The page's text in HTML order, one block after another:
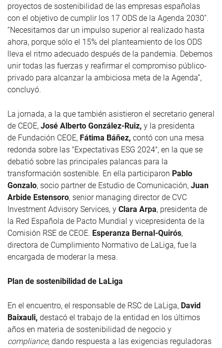
proyectos de sostenibilidad de las empresas españolas
con el objetivo de cumplir los 17 ODS de la Agenda 2030”.
“Necesitamos dar un impulso superior al realizado hasta
ahora, porque sólo el 15% del planteamiento de los ODS
lleva el ritmo adecuado después de la pandemia. Debemos
unir todas las fuerzas y reafirmar el compromiso público-
privado para alcanzar la ambiciosa meta de la Agenda”,
concluyó.
La jornada, a la que también asistieron el secretario general
de CEOE, José Alberto González-Ruiz, y la presidenta
de Fundación CEOE, Fátima Báñez, contó con una mesa
redonda sobre las "Expectativas ESG 2024", en la que se
debatió sobre las principales palancas para la
transformación sostenible. En ella participaron Pablo
Gonzalo, socio partner de Estudio de Comunicación, Juan
Arbide Estensoro, senior managing director de CVC
Investment Advisory Services, y Clara Arpa, presidenta de
la Red Española de Pacto Mundial y vicepresidenta de la
Comisión RSE de CEOE. Esperanza Bernal-Quirós,
directora de Cumplimiento Normativo de LaLiga, fue la
encargada de moderar la mesa.
Plan de sostenibilidad de LaLiga
En el encuentro, el responsable de RSC de LaLiga, David
Baixauli, destacó el trabajo de la entidad en los últimos
años en materia de sostenibilidad de negocio y
compliance, dando respuesta a las exigencias reguladoras